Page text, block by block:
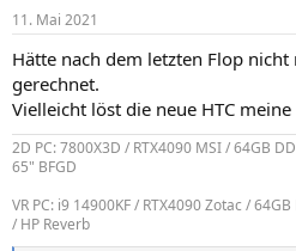
11. Mai 2021
Hätte nach dem letzten Flop
gerechnet.
Vielleicht löst die neue HTC meine
2D PC: 7800X3D / RTX4090 MSI / 64GB
65" BFGD
VR PC: i9 14900KF / RTX4090 Zotac /
/ HP Reverb